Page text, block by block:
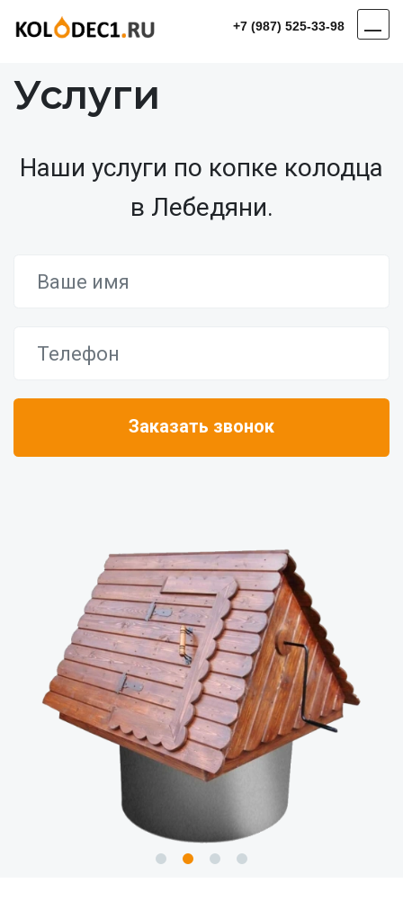
+7 (987) 525-33-98
Услуги
Наши услуги по копке колодца
в Лебедяни.